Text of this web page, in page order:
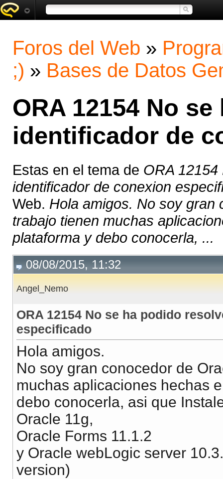
Foros del Web »
;) » Bases de Datos
ORA 12154 No
identificador de
Estas en el tema de ORA
identificador de conexion
Web. Hola amigos. No soy gran
trabajo tienen muchas
plataforma y debo conocerla, ...
08/08/2015, 11:32
Angel_Nemo
ORA 12154 No se ha podido
especificado
Hola amigos.
No soy gran conocedor de
muchas aplicaciones hechas
debo conocerla, asi que
Oracle 11g,
Oracle Forms 11.1.2
y Oracle webLogic server
version)